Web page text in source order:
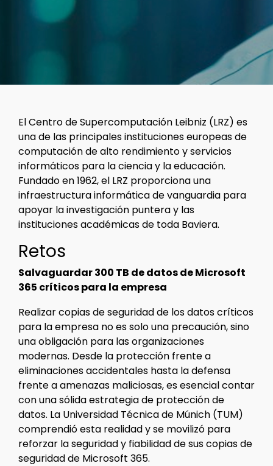
complejidad
Compatibilidad con backup
Garantía cibernética
El Centro de Supercomputación Leibniz (LRZ) es
una de las principales instituciones europeas de
computación de alto rendimiento y servicios
informáticos para la ciencia y la educación.
Fundado en 1962, el LRZ proporciona una
infraestructura informática de vanguardia para
apoyar la investigación puntera y las
instituciones académicas de toda Baviera.
Retos
Salvaguardar 300 TB de datos de Microsoft
365 críticos para la empresa
Realizar copias de seguridad de los datos críticos
para la empresa no es solo una precaución, sino
una obligación para las organizaciones
modernas. Desde la protección frente a
eliminaciones accidentales hasta la defensa
frente a amenazas maliciosas, es esencial contar
con una sólida estrategia de protección de
datos. La Universidad Técnica de Múnich (TUM)
comprendió esta realidad y se movilizó para
reforzar la seguridad y fiabilidad de sus copias de
seguridad de Microsoft 365.